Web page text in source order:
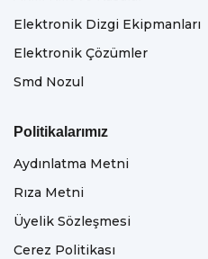
Elektronik Dizgi Ekipmanları
Elektronik Çözümler
Smd Nozul
Politikalarımız
Aydınlatma Metni
Rıza Metni
Üyelik Sözleşmesi
Cerez Politikası